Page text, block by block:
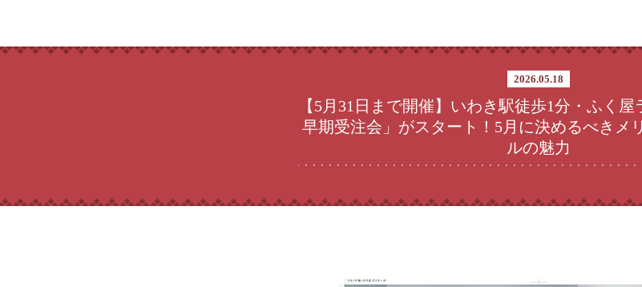
2026.05.18
【5月31日まで開催】いわき駅徒歩1分・ふく
早期受注会」がスタート！5月に決めるべきメ
ルの魅力